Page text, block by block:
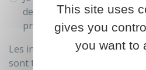
dessus soient utilisées sur
prigonrieux.fr
Les informations recueillies à
sont traitées par la mairie de
This site uses
gives you
you want to